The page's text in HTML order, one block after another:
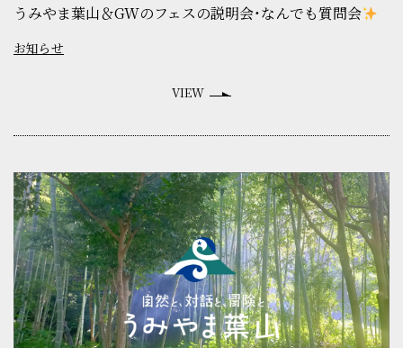
うみやま葉山＆GWのフェスの説明会・なんでも質問会
お知らせ
VIEW